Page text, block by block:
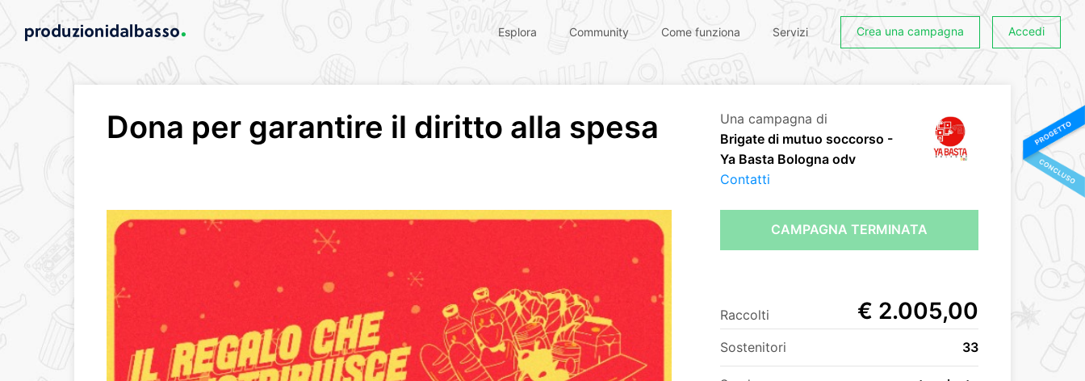
Esplora Community Come funziona Servizi Crea una campagna Accedi
Dona per garantire il diritto alla spesa
Una campagna di
Brigate di mutuo soccorso -
Ya Basta Bologna odv
Contatti
CAMPAGNA TERMINATA
Raccolti € 2.005,00
Sostenitori 33